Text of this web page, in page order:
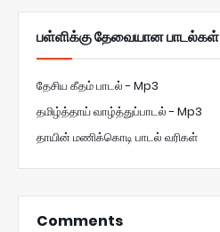
பள்ளிக்கு தேவையான பாடல்கள்
தேசிய கீதம் பாடல் - Mp3
தமிழ்த்தாய் வாழ்த்துப்பாடல் - Mp3
தாயின் மணிக்கொடி பாடல் வரிகள்
Comments